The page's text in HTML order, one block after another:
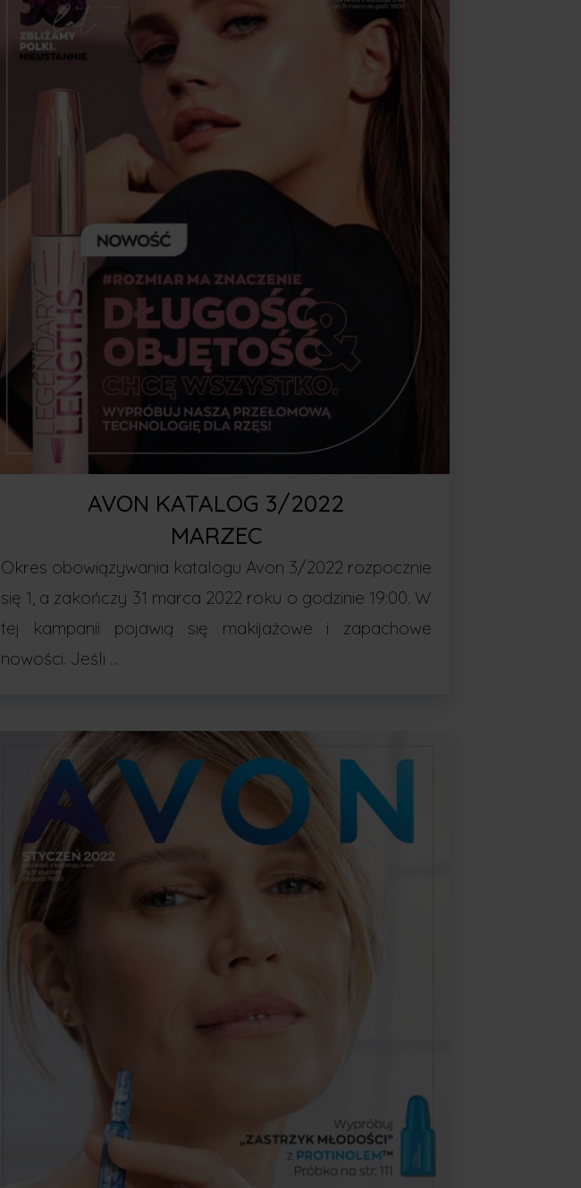
AVON KATALOG 3/2022
MARZEC
Okres obowiązywania katalogu Avon 3/2022 rozpocznie
się 1, a zakończy 31 marca 2022 roku o godzinie 19:00. W
tej kampanii pojawią się makijażowe i zapachowe
nowości. Jeśli …